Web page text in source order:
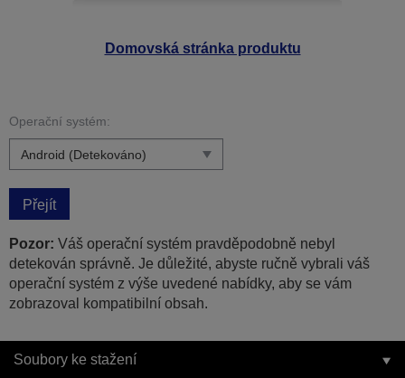
Domovská stránka produktu
Operační systém:
Přejít
Pozor: Váš operační systém pravděpodobně nebyl
detekován správně. Je důležité, abyste ručně vybrali váš
operační systém z výše uvedené nabídky, aby se vám
zobrazoval kompatibilní obsah.
Soubory ke stažení